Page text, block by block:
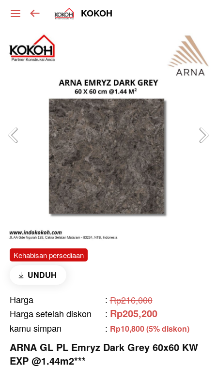
KOKOH
Kehabisan persediaan
UNDUH
Harga : Rp216,000
Harga setelah diskon
: Rp205,200
kamu simpan : Rp10,800 (5% diskon)
ARNA GL PL Emryz Dark Grey 60x60 KW
EXP @1.44m2***